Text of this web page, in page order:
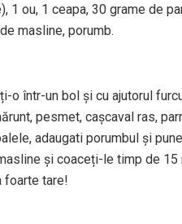
1 ou, 1 ceapa, 30 grame de
masline, porumb.
o într-un bol și cu ajutorul
pesmet, cașcaval ras,
adaugati porumbul și
și coaceți-le timp de 15
foarte tare!